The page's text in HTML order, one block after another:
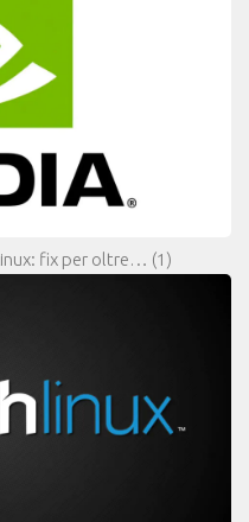
fix per oltre… (1)